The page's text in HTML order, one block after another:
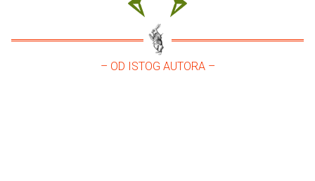
– OD ISTOG AUTORA –